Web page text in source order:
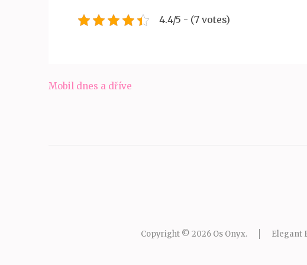
4.4/5 - (7 votes)
Navigace
Mobil dnes a dříve
Copyright © 2026 Os Onyx. Elegant